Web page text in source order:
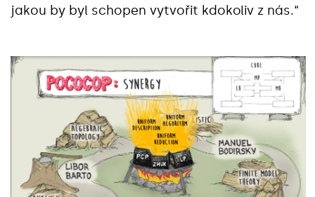
jakou by byl schopen vytvořit kdokoliv z nás.“